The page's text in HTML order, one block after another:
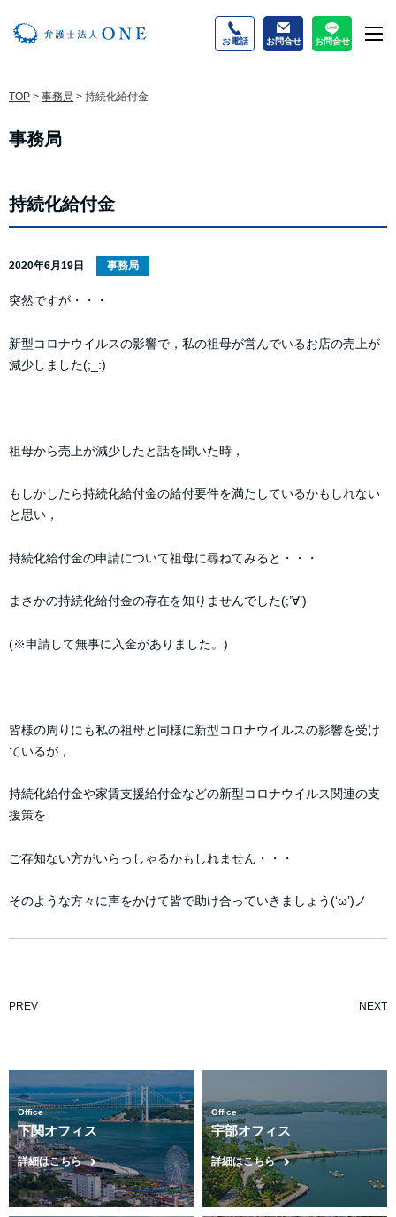
お電話 お問合せ お問合せ
TOP > 事務局 > 持続化給付金
事務局
持続化給付金
2020年6月19日 事務局
突然ですが・・・
新型コロナウイルスの影響で，私の祖母が営んでいるお店の売上が
減少しました(;_:)
祖母から売上が減少したと話を聞いた時，
もしかしたら持続化給付金の給付要件を満たしているかもしれない
と思い，
持続化給付金の申請について祖母に尋ねてみると・・・
まさかの持続化給付金の存在を知りませんでした(;’∀’)
(※申請して無事に入金がありました。)
皆様の周りにも私の祖母と同様に新型コロナウイルスの影響を受け
ているが，
持続化給付金や家賃支援給付金などの新型コロナウイルス関連の支
援策を
ご存知ない方がいらっしゃるかもしれません・・・
そのような方々に声をかけて皆で助け合っていきましょう(‘ω’)ノ
PREV NEXT
Office
下関オフィス
詳細はこちら
Office
宇部オフィス
詳細はこちら